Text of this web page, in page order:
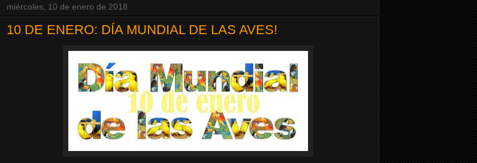
miércoles, 10 de enero de 2018
10 DE ENERO: DÍA MUNDIAL DE LAS AVES!